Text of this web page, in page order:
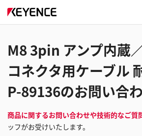
M8 3pin アンプ内蔵
コネクタ用ケーブル
P-89136のお問い合
商品に関するお問い合わせや技術的なご質
ッフがお受けいたします。